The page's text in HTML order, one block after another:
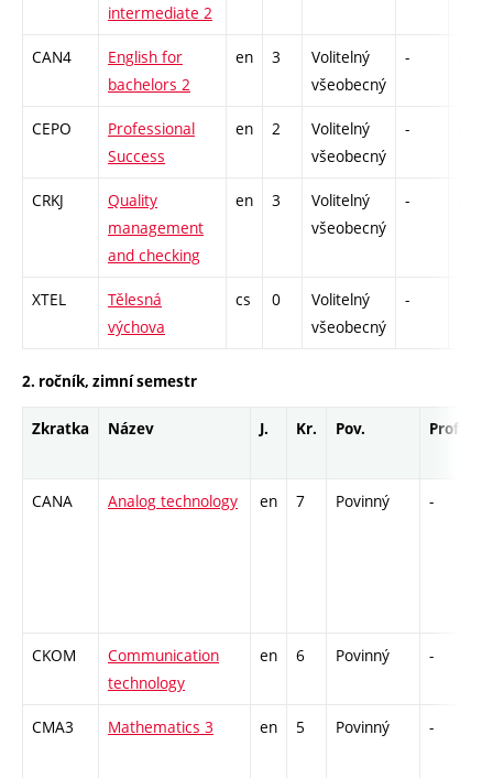
intermediate 2
CAN4
English for
bachelors 2
en 3
Volitelný
všeobecný
-
CEPO
Professional
Success
en 2
Volitelný
všeobecný
-
CRKJ
Quality
management
and checking
en 3
Volitelný
všeobecný
-
XTEL
Tělesná
výchova
cs 0
Volitelný
všeobecný
-
2. ročník, zimní semestr
Zkratka Název J. Kr. Pov. Prof.
CANA Analog technology en 7 Povinný -
CKOM
Communication
technology
en 6 Povinný -
CMA3 Mathematics 3 en 5 Povinný -